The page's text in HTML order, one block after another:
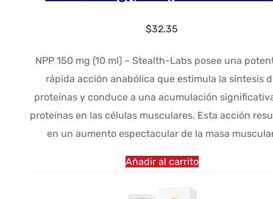
$32.35
NPP 150 mg (10 ml) – Stealth-Labs posee una
rápida acción anabólica que estimula la síntesis
proteínas y conduce a una acumulación
proteínas en las células musculares. Esta acción
en un aumento espectacular de la masa
Añadir al carrito